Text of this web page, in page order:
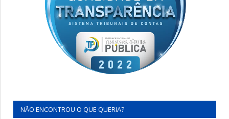
NÃO ENCONTROU O QUE QUERIA?